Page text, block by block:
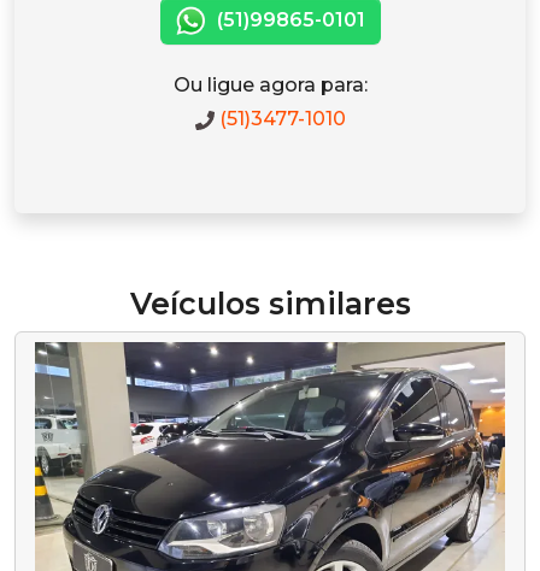
(51)99865-0101
Ou ligue agora para:
(51)3477-1010
Veículos similares